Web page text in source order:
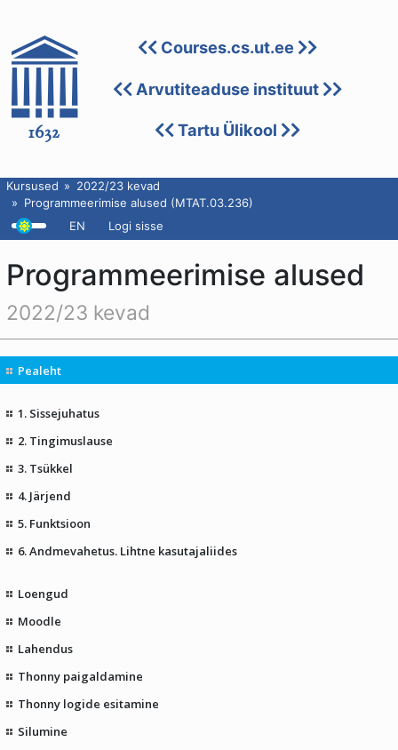
Courses.cs.ut.ee
Arvutiteaduse instituut
Tartu Ülikool
Kursused
2022/23 kevad
Programmeerimise alused (MTAT.03.236)
EN
Logi sisse
Programmeerimise alused
2022/23 kevad
Pealeht
1. Sissejuhatus
2. Tingimuslause
3. Tsükkel
4. Järjend
5. Funktsioon
6. Andmevahetus. Lihtne kasutajaliides
Loengud
Moodle
Lahendus
Thonny paigaldamine
Thonny logide esitamine
Silumine